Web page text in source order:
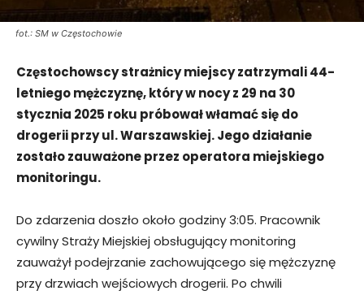
fot.: SM w Częstochowie
Częstochowscy strażnicy miejscy zatrzymali 44-
letniego mężczyznę, który w nocy z 29 na 30
stycznia 2025 roku próbował włamać się do
drogerii przy ul. Warszawskiej. Jego działanie
zostało zauważone przez operatora miejskiego
monitoringu.
Do zdarzenia doszło około godziny 3:05. Pracownik
cywilny Straży Miejskiej obsługujący monitoring
zauważył podejrzanie zachowującego się mężczyznę
przy drzwiach wejściowych drogerii. Po chwili